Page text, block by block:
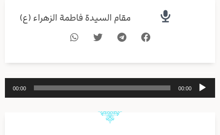
مقام السيدة فاطمة الزهراء (ع)
مشغل
الصوت
00:00
00:00